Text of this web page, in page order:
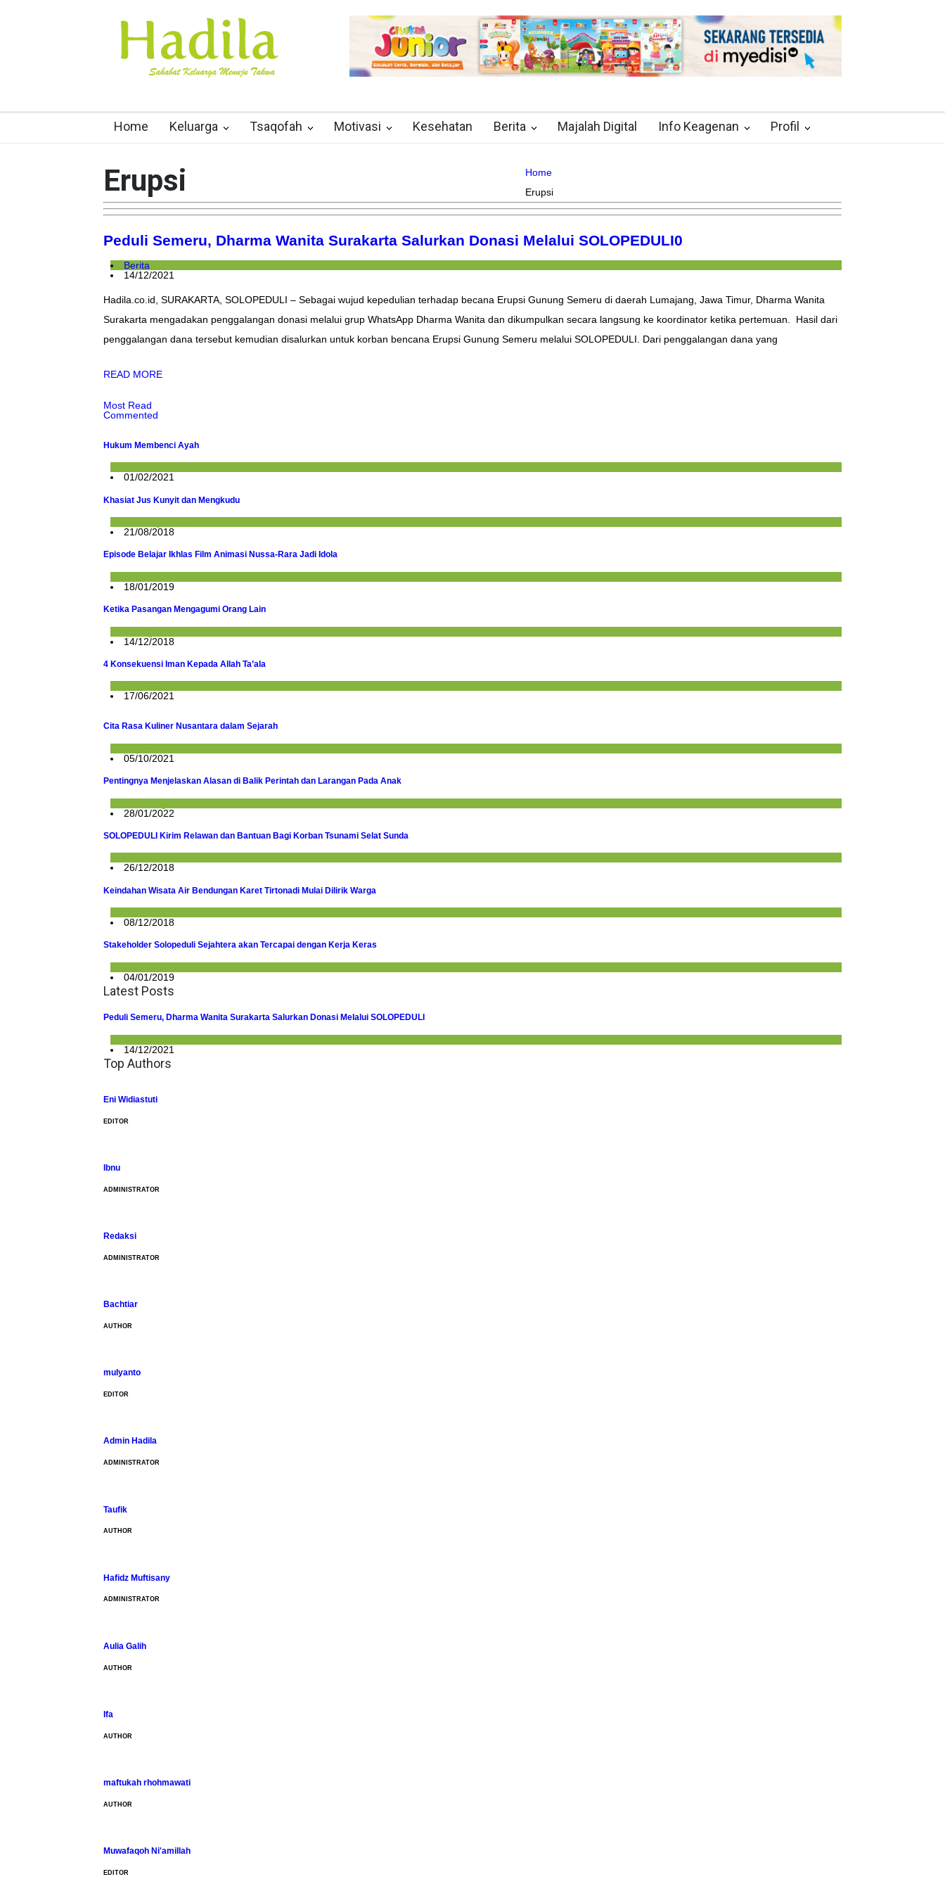
Home Keluarga Tsaqofah Motivasi Kesehatan Berita Majalah Digital Info Keagenan Profil
Erupsi
Home
Erupsi
Peduli Semeru, Dharma Wanita Surakarta Salurkan Donasi Melalui SOLOPEDULI0
Berita
14/12/2021
Hadila.co.id, SURAKARTA, SOLOPEDULI – Sebagai wujud kepedulian terhadap becana Erupsi Gunung Semeru di daerah Lumajang, Jawa Timur, Dharma Wanita
Surakarta mengadakan penggalangan donasi melalui grup WhatsApp Dharma Wanita dan dikumpulkan secara langsung ke koordinator ketika pertemuan. Hasil dari
penggalangan dana tersebut kemudian disalurkan untuk korban bencana Erupsi Gunung Semeru melalui SOLOPEDULI. Dari penggalangan dana yang
READ MORE
Most Read
Commented
Hukum Membenci Ayah
01/02/2021
Khasiat Jus Kunyit dan Mengkudu
21/08/2018
Episode Belajar Ikhlas Film Animasi Nussa-Rara Jadi Idola
18/01/2019
Ketika Pasangan Mengagumi Orang Lain
14/12/2018
4 Konsekuensi Iman Kepada Allah Ta’ala
17/06/2021
Cita Rasa Kuliner Nusantara dalam Sejarah
05/10/2021
Pentingnya Menjelaskan Alasan di Balik Perintah dan Larangan Pada Anak
28/01/2022
SOLOPEDULI Kirim Relawan dan Bantuan Bagi Korban Tsunami Selat Sunda
26/12/2018
Keindahan Wisata Air Bendungan Karet Tirtonadi Mulai Dilirik Warga
08/12/2018
Stakeholder Solopeduli Sejahtera akan Tercapai dengan Kerja Keras
04/01/2019
Latest Posts
Peduli Semeru, Dharma Wanita Surakarta Salurkan Donasi Melalui SOLOPEDULI
14/12/2021
Top Authors
Eni Widiastuti
EDITOR
Ibnu
ADMINISTRATOR
Redaksi
ADMINISTRATOR
Bachtiar
AUTHOR
mulyanto
EDITOR
Admin Hadila
ADMINISTRATOR
Taufik
AUTHOR
Hafidz Muftisany
ADMINISTRATOR
Aulia Galih
AUTHOR
Ifa
AUTHOR
maftukah rhohmawati
AUTHOR
Muwafaqoh Ni'amillah
EDITOR